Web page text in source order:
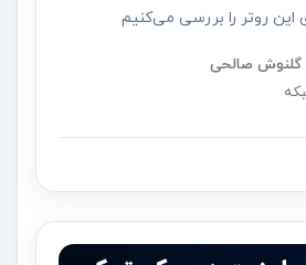
این روتر را بررسی می‌کنیم
گلنوش صالحی